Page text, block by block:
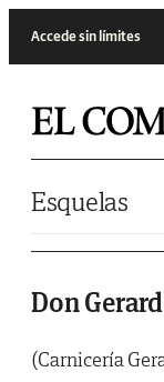
Accede sin límites
Esquelas
Don
(Carnicería